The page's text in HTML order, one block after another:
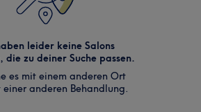
leider keine Salons
die zu deiner Suche passen.
es mit einem anderen Ort
anderen Behandlung.